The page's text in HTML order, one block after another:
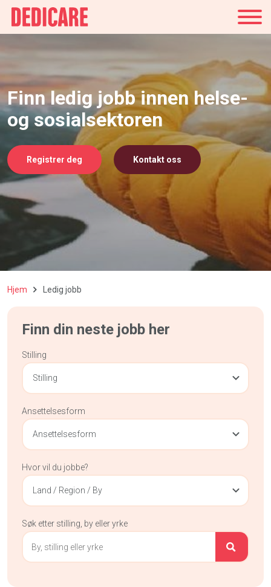
Finn ledig jobb innen helse-
og sosialsektoren
Registrer deg Kontakt oss
Hjem Ledig jobb
Finn din neste jobb her
Stilling
Stilling
Ansettelsesform
Ansettelsesform
Hvor vil du jobbe?
Land / Region / By
Søk etter stilling, by eller yrke